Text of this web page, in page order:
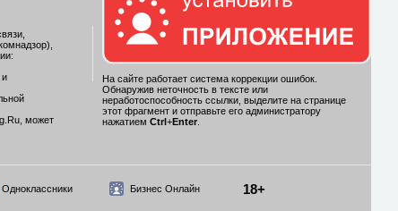
и
может
На сайте работает система коррекции ошибок.
Обнаружив неточность в тексте или
неработоспособность ссылки, выделите на странице
этот фрагмент и отправьте его администратору
нажатием Ctrl +Enter.
Одноклассники Бизнес Онлайн 18+